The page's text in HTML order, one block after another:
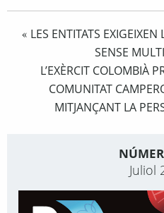
« LES ENTITATS
SENSE
L’EXÈRCIT COLOMBIÀ
COMUNITAT
MITJANÇANT LA
Juliol